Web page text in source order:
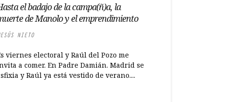
el badajo de la campa(ñ)a, la
de Manolo y el emprendimiento
NIETO
viernes electoral y Raúl del Pozo me
a comer. En Padre Damián. Madrid se
y Raúl ya está vestido de verano....